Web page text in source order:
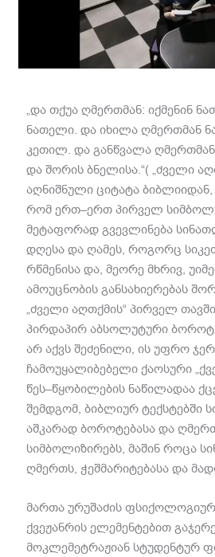
„და თქუა ღმერთმან:იქმენინ
ნათელი.და იხილა ღმერთმან
კეთილ.და განწვალა
და შორის ბნელისა.“( „ძველი
აღნიშნული ციტატა ბიბლიიდან
რომ ერთ–ერთ პირველ
მეტაფორად გვევლინება
დღესა და ღამეს,როგორც
რწმენისა და,მეორე მხრივ,
ამოუცნობის განსახიერებას
„ძველი აღთქმის“პირველ
პირდაპირ აბსოლუტური
არ აქვს შეძენილი,ის უფრო
ჩამოუყალიბებელი ქაოსური „
წეს–წყობილების ნაწილადაა
შემდგომ,ბიბლიურ ტექსტებში
აშკარად ბოროტებასა და
სიმბოლიზირებს,მაშინ როცა
ღმერთს,ჭეშმარიტებასა და
მართა ურუშაძის ფსიქოლოგიურ
ქვეჟანრის ელემენტებით
მოკლემეტრაჟიან სტუდენტურ